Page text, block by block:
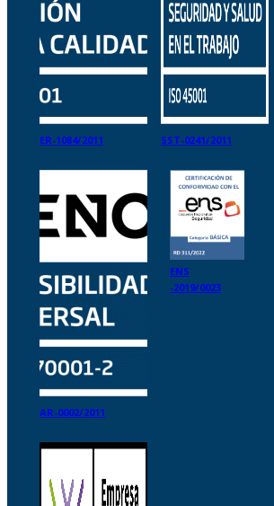
ER-1084/2011 SST-0241/2011
AR-0002/2011
ENS
-2019/0023